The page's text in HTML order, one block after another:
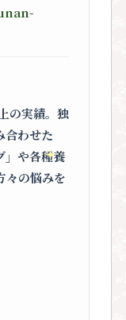
の実績。独
合わせた
や各種養
々の悩みを